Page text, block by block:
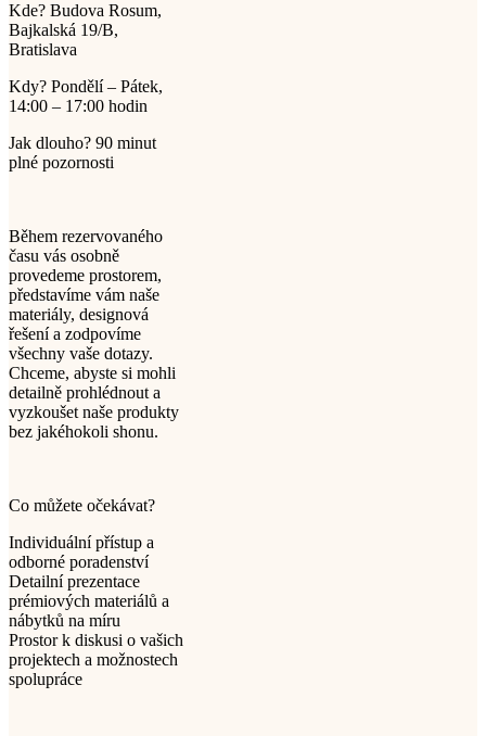
Kde? Budova Rosum,
Bajkalská 19/B,
Bratislava
Kdy? Pondělí – Pátek,
14:00 – 17:00 hodin
Jak dlouho? 90 minut
plné pozornosti
Během rezervovaného
času vás osobně
provedeme prostorem,
představíme vám naše
materiály, designová
řešení a zodpovíme
všechny vaše dotazy.
Chceme, abyste si mohli
detailně prohlédnout a
vyzkoušet naše produkty
bez jakéhokoli shonu.
Co můžete očekávat?
Individuální přístup a
odborné poradenství
Detailní prezentace
prémiových materiálů a
nábytků na míru
Prostor k diskusi o vašich
projektech a možnostech
spolupráce